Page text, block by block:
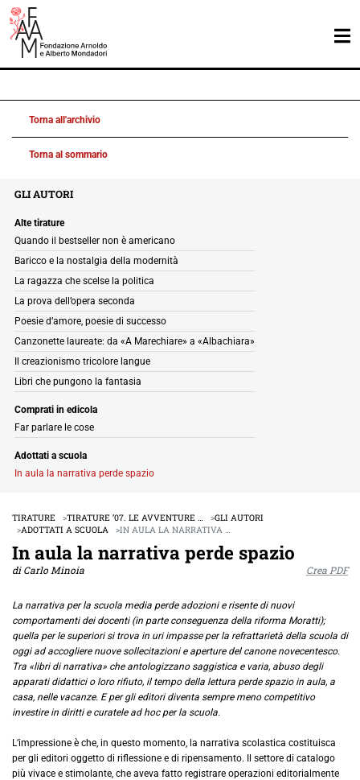
Torna all'archivio
Torna al sommario
GLI AUTORI
Alte tirature
Quando il bestseller non è americano
Baricco e la nostalgia della modernità
La ragazza che scelse la politica
La prova dell’opera seconda
Poesie d’amore, poesie di successo
Canzonette laureate: da «A Marechiare» a «Albachiara»
Il creazionismo tricolore langue
Libri che pungono la fantasia
Comprati in edicola
Far parlare le cose
Adottati a scuola
In aula la narrativa perde spazio
TIRATURE TIRATURE ’07. LE AVVENTURE …
GLI AUTORI
ADOTTATI A SCUOLA
IN AULA LA NARRATIVA …
In aula la narrativa perde spazio
di Carlo Minoia Crea PDF
La narrativa per la scuola media perde adozioni e risente di nuovi
comportamenti dei docenti (in parte conseguenza della riforma Moratti);
quella per le superiori si trova in uri impasse per la refrattarietà della scuola di
oggi ad accogliere nuove sollecitazioni e aperture del canone novecentesco.
Tra «libri di narrativa» che antologizzano saggistica e varia, abuso degli
apparati didattici o loro rifiuto, il tempo della lettura perde spazio in aula, a
casa, nelle vacanze. E per gli editori diventa sempre meno competitivo
investire in diritti e curatele ad hoc per la scuola.
L’impressione è che, in questo momento, la narrativa scolastica costituisca
per gli editori oggetto di riflessione e di ripensamento. Il settore di catalogo
più vivace e stimolante, che aveva fatto registrare operazioni editorialmente